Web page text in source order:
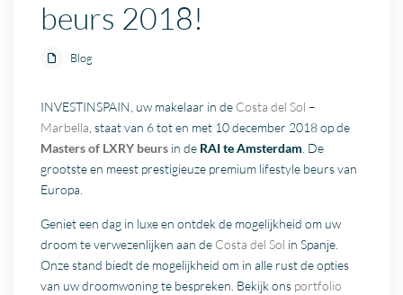
beurs 2018!
Blog
INVESTINSPAIN, uw makelaar in de Costa del Sol –
Marbella , staat van 6 tot en met 10 december 2018 op de
Masters of LXRY beurs in de RAI te Amsterdam . De
grootste en meest prestigieuze premium lifestyle beurs van
Europa.
Geniet een dag in luxe en ontdek de mogelijkheid om uw
droom te verwezenlijken aan de Costa del Sol in Spanje.
Onze stand biedt de mogelijkheid om in alle rust de opties
van uw droomwoning te bespreken. Bekijk ons portfolio